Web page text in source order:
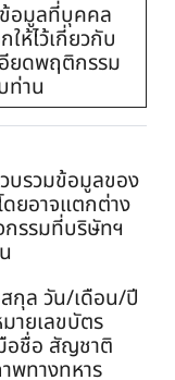
อมูลที่บุคคล
ห้ไว้เกี่ยวกับ
อียดพฤติกรรม
ท่าน
บรวมข้อมูลของ
ยอาจแตกต่าง
รรมที่บริษัทฯ
กุล วัน/เดือน/ปี
ายเลขบัตร
อชื่อ สัญชาติ
พทางทหาร